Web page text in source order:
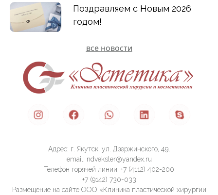
Поздравляем с Новым 2026
годом!
все новости
Адрес: г. Якутск, ул. Дзержинского, 49,
email: ndveksler@yandex.ru
Телефон горячей линии: +7 (4112) 402-200
+7 (9142) 730-033
Размещение на сайте ООО «Клиника пластической хирургии